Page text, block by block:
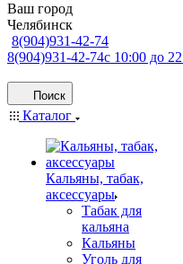
Ваш город
Челябинск
8(904)931-42-74
8(904)931-42-74с 10:00 до
Поиск
Каталог
Кальяны, табак,
аксессуары
Табак для
кальяна
Кальяны
Уголь для